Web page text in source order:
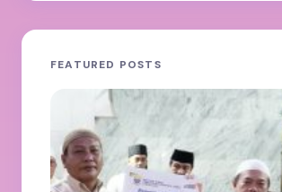
FEATURED POSTS